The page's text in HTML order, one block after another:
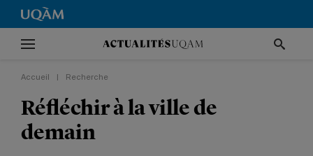
Accueil Recherche
Réfléchir à la ville de
demain